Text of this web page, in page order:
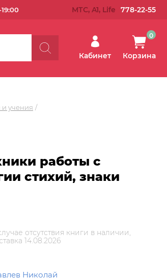
МТС, A1, Life 778-22-55
Кабинет Корзина
0
и учения
работы с
стихий, знаки
отсутствия книги в наличии,
14.08.2026
Николай